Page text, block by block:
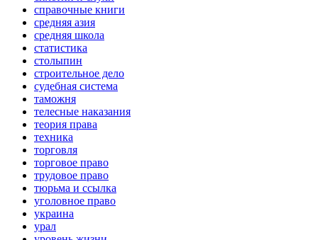
справочные книги
средняя азия
средняя школа
статистика
столыпин
строительное дело
судебная система
таможня
телесные наказания
теория права
техника
торговля
торговое право
трудовое право
тюрьма и ссылка
уголовное право
украина
урал